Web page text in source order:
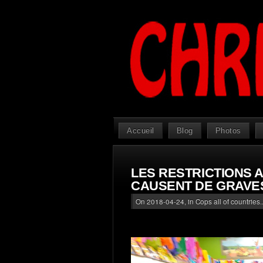
Accueil Blog Photos
LES RESTRICTIONS
CAUSENT DE
On 2018-04-24, in Cops all of